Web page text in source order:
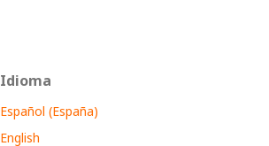
Idioma
Español (España)
English